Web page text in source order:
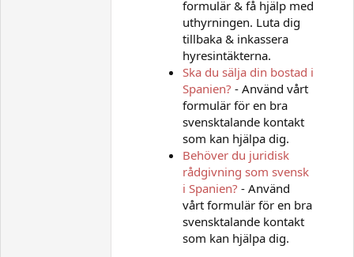
formulär & få hjälp med
uthyrningen. Luta dig
tillbaka & inkassera
hyresintäkterna.
Ska du sälja din bostad i
Spanien? - Använd vårt
formulär för en bra
svensktalande kontakt
som kan hjälpa dig.
Behöver du juridisk
rådgivning som svensk
i Spanien? - Använd
vårt formulär för en bra
svensktalande kontakt
som kan hjälpa dig.